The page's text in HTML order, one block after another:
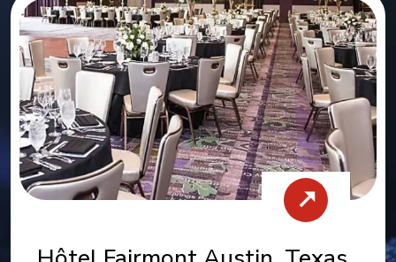
Hôtel Hilton Double Tree,
Missoula, États-Unis
★★★★★
En tant que fournisseur de solutions de
mobilier complètes pour DoubleTree by
Hilton Missoula - Edgewater, nous avons
fourni tous les meubles en vrac et fixes